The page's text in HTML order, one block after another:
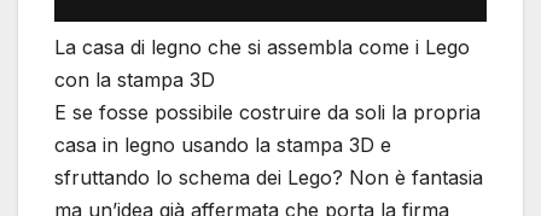
La casa di legno che si assembla come i Lego
con la stampa 3D
E se fosse possibile costruire da soli la propria
casa in legno usando la stampa 3D e
sfruttando lo schema dei Lego? Non è fantasia
ma un’idea già affermata che porta la firma